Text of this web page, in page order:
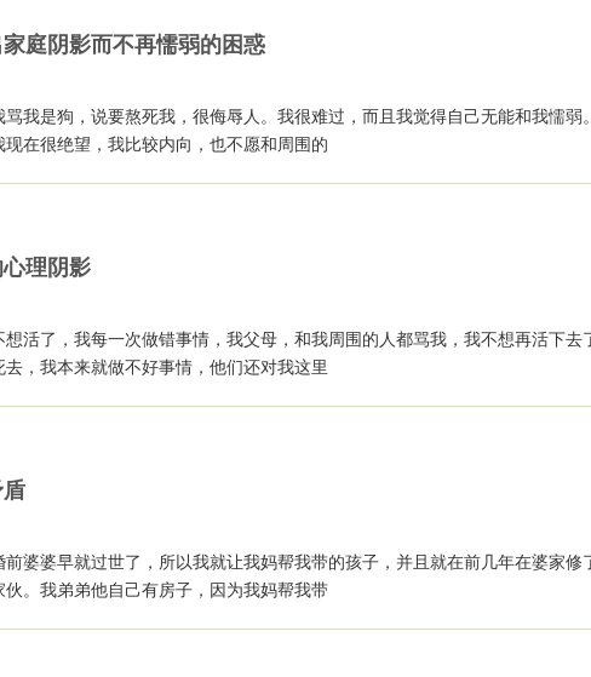
庭阴影而不再懦弱的困惑
我是狗，说要熬死我，很侮辱人。我很难过，而且我觉得自己无能和我懦弱
在很绝望，我比较内向，也不愿和周围的
理阴影
活了，我每一次做错事情，我父母，和我周围的人都骂我，我不想再活下去
，我本来就做不好事情，他们还对我这里
婆婆早就过世了，所以我就让我妈帮我带的孩子，并且就在前几年在婆家修
。我弟弟他自己有房子，因为我妈帮我带